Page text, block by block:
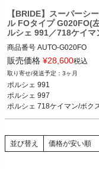
【BRIDE】スーパーシ
ル FOタイプ G020FO(
ルシェ 991／718ケイマ
商品番号 AUTO-G020FO
メーカー品番：G020FO
ポルシェ 991 12-19
ポルシェ 997 05-13
ポルシェ 996 98-05
ポルシェ 718ケイマン/ボク
16
ポルシェ 987ケイマン/ボク
販売価格 ¥28,600税込
3ヶ月
ポルシェ 991
ポルシェ 997
ポルシェ 718ケイマン/ボク
並び替え 価格が安い順